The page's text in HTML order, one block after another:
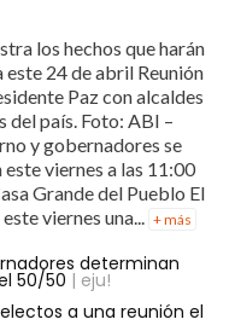
los hechos que harán
este 24 de abril Reunión
Paz con alcaldes
del país. Foto: ABI –
y gobernadores se
este viernes a las 11:00
Grande del Pueblo El
viernes una...
+ más
determinan
50/50 | eju!
a una reunión el